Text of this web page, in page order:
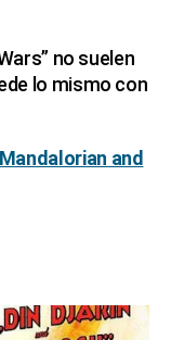
no suelen
lo mismo con
and